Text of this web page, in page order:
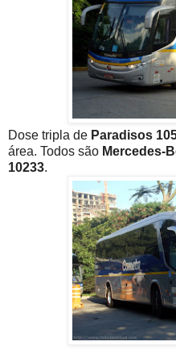
Dose tripla de Paradisos
área. Todos são Mercedes-
10233.